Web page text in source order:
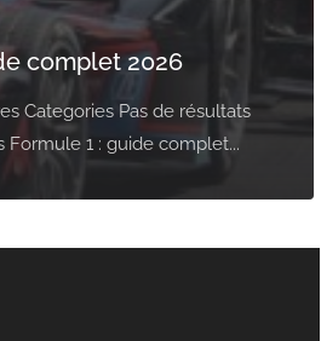
complet 2026
Categories Pas de résultats
Formule 1 : guide complet...